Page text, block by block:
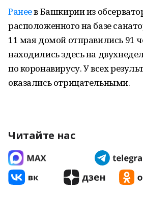
Ранеев Башкирии из
расположенного на базе
11 мая домой отправились 91
находились здесь на
по коронавирусу. У всех
оказались отрицательными.
Читайте нас